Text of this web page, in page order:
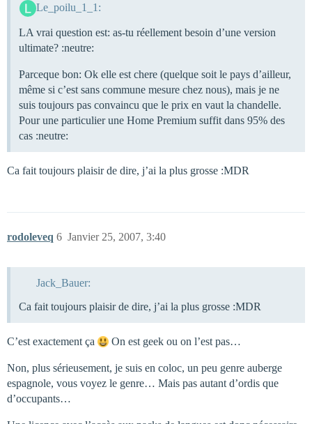
Le_poilu_1_1:
LA vrai question est: as-tu réellement besoin d’une version
ultimate? :neutre:
Parceque bon: Ok elle est chere (quelque soit le pays d’ailleur,
même si c’est sans commune mesure chez nous), mais je ne
suis toujours pas convaincu que le prix en vaut la chandelle.
Pour une particulier une Home Premium suffit dans 95% des
cas :neutre:
Ca fait toujours plaisir de dire, j’ai la plus grosse :MDR
rodoleveq Janvier 25, 2007, 3:40
6
Jack_Bauer:
Ca fait toujours plaisir de dire, j’ai la plus grosse :MDR
C’est exactement ça On est geek ou on l’est pas…
Non, plus sérieusement, je suis en coloc, un peu genre auberge
espagnole, vous voyez le genre… Mais pas autant d’ordis que
d’occupants…